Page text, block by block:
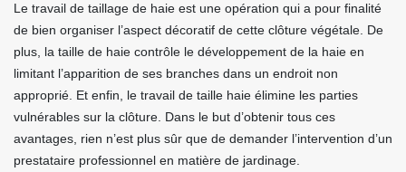
Le travail de taillage de haie est une opération qui a pour finalité
de bien organiser l’aspect décoratif de cette clôture végétale. De
plus, la taille de haie contrôle le développement de la haie en
limitant l’apparition de ses branches dans un endroit non
approprié. Et enfin, le travail de taille haie élimine les parties
vulnérables sur la clôture. Dans le but d’obtenir tous ces
avantages, rien n’est plus sûr que de demander l’intervention d’un
prestataire professionnel en matière de jardinage.